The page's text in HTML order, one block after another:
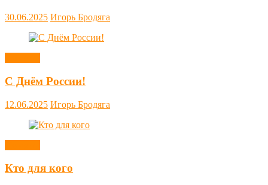
30.06.2025 Игорь Бродяга
С Днём России!
12.06.2025 Игорь Бродяга
Кто для кого